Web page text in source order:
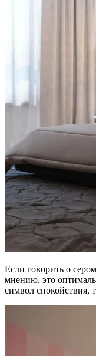
Если говорить о
мнению, это
символ спокойствия,